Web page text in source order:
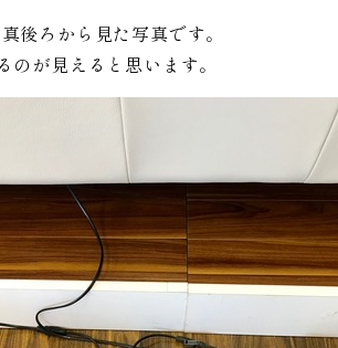
後ろから見た写真です。
のが見えると思います。